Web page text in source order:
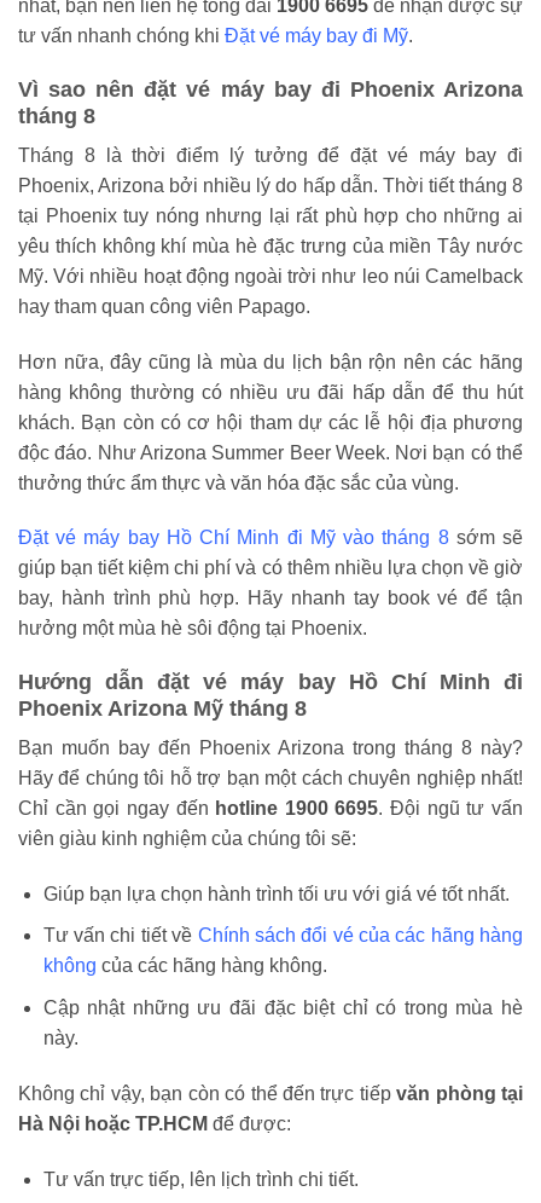
nhất, bạn nên liên hệ tổng đài 1900 6695 để nhận được sự
tư vấn nhanh chóng khi Đặt vé máy bay đi Mỹ.
Vì sao nên đặt vé máy bay đi Phoenix Arizona
tháng 8
Tháng 8 là thời điểm lý tưởng để đặt vé máy bay đi
Phoenix, Arizona bởi nhiều lý do hấp dẫn. Thời tiết tháng 8
tại Phoenix tuy nóng nhưng lại rất phù hợp cho những ai
yêu thích không khí mùa hè đặc trưng của miền Tây nước
Mỹ. Với nhiều hoạt động ngoài trời như leo núi Camelback
hay tham quan công viên Papago.
Hơn nữa, đây cũng là mùa du lịch bận rộn nên các hãng
hàng không thường có nhiều ưu đãi hấp dẫn để thu hút
khách. Bạn còn có cơ hội tham dự các lễ hội địa phương
độc đáo. Như Arizona Summer Beer Week. Nơi bạn có thể
thưởng thức ẩm thực và văn hóa đặc sắc của vùng.
Đặt vé máy bay Hồ Chí Minh đi Mỹ vào tháng 8 sớm sẽ
giúp bạn tiết kiệm chi phí và có thêm nhiều lựa chọn về giờ
bay, hành trình phù hợp. Hãy nhanh tay book vé để tận
hưởng một mùa hè sôi động tại Phoenix.
Hướng dẫn đặt vé máy bay Hồ Chí Minh đi
Phoenix Arizona Mỹ tháng 8
Bạn muốn bay đến Phoenix Arizona trong tháng 8 này?
Hãy để chúng tôi hỗ trợ bạn một cách chuyên nghiệp nhất!
Chỉ cần gọi ngay đến hotline 1900 6695. Đội ngũ tư vấn
viên giàu kinh nghiệm của chúng tôi sẽ:
Giúp bạn lựa chọn hành trình tối ưu với giá vé tốt nhất.
Tư vấn chi tiết về Chính sách đổi vé của các hãng hàng
không của các hãng hàng không.
Cập nhật những ưu đãi đặc biệt chỉ có trong mùa hè
này.
Không chỉ vậy, bạn còn có thể đến trực tiếpvăn phòng tại
Hà Nội hoặc TP.HCM để được:
Tư vấn trực tiếp, lên lịch trình chi tiết.